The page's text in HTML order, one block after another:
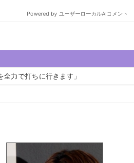
力で打ちに行きます」